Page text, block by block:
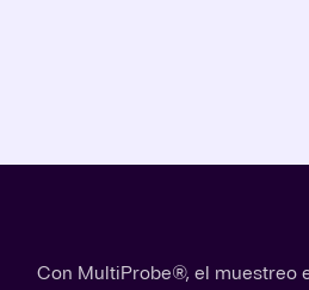
Con MultiProbe®, el muestreo